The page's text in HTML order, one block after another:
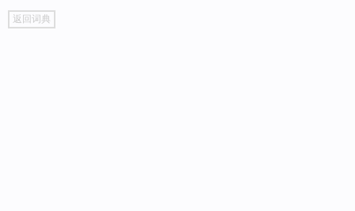
go
top
返回词典